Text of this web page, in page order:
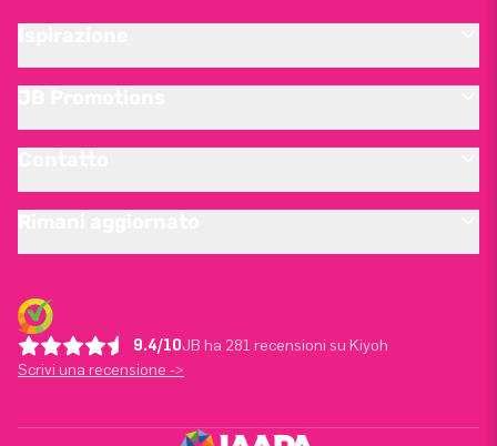
9.4/10JB ha 281 recensioni su Kiyoh
Scrivi una recensione ->